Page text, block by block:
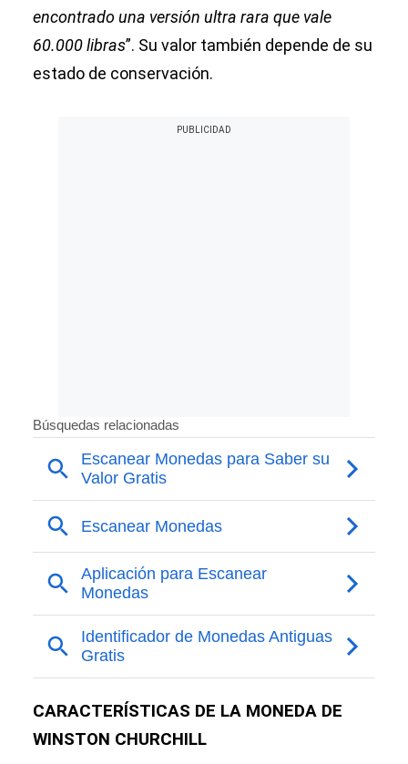
encontrado una versión ultra rara que vale
60.000 libras”. Su valor también depende de su
estado de conservación.
CARACTERÍSTICAS DE LA MONEDA DE
WINSTON CHURCHILL